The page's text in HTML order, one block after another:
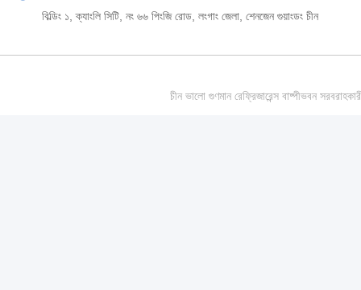
বিল্ডিং ১, ক্যাংলি সিটি, নং ৬৬ পিংজি রোড, লংগাং জেলা, শেনজেন গুয়াংডং চীন
চীন ভালো গুণমান রেফ্রিজারেন্স বাষ্পীভবন